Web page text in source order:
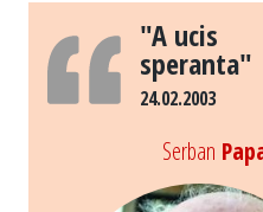
"A ucis
speranta"
24.02.2003
Serban